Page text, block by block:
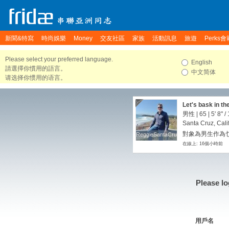
新聞&特寫 時尚娛樂 Money 交友社區 家族 活動訊息 旅遊 Perks會
Please select your preferred language.
請選擇你慣用的語言。
请选择你惯用的语言。
English
中文简体
ReggieSantaCruz
ReggieSantaCruz
Let's bask in
looking for
guys who are
some degree,
California!
男性 | 65 | 5' 8" /
Santa Cruz,
對象為男生作為
在線上: 16個小時前
Please
用戶名